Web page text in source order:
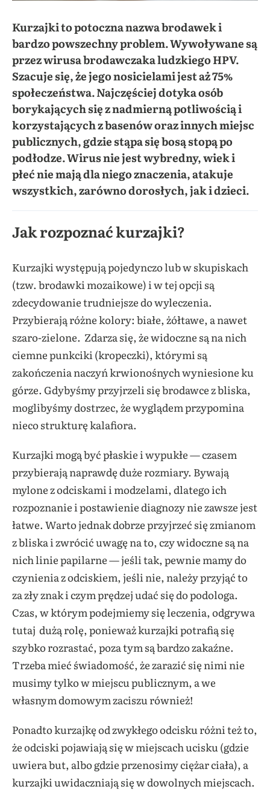
Kurzajki to potoczna nazwa brodawek i
bardzo powszechny problem. Wywoływane są
przez wirusa brodawczaka ludzkiego HPV.
Szacuje się, że jego nosicielami jest aż 75%
społeczeństwa. Najczęściej dotyka osób
borykających się z nadmierną potliwością i
korzystających z basenów oraz innych miejsc
publicznych, gdzie stąpa się bosą stopą po
podłodze. Wirus nie jest wybredny, wiek i
płeć nie mają dla niego znaczenia, atakuje
wszystkich, zarówno dorosłych, jak i dzieci.
Jak rozpoznać kurzajki?
Kurzajki występują pojedynczo lub w skupiskach
(tzw. brodawki mozaikowe) i w tej opcji są
zdecydowanie trudniejsze do wyleczenia.
Przybierają różne kolory: białe, żółtawe, a nawet
szaro-zielone. Zdarza się, że widoczne są na nich
ciemne punkciki (kropeczki), którymi są
zakończenia naczyń krwionośnych wyniesione ku
górze. Gdybyśmy przyjrzeli się brodawce z bliska,
moglibyśmy dostrzec, że wyglądem przypomina
nieco strukturę kalafiora.
Kurzajki mogą być płaskie i wypukłe — czasem
przybierają naprawdę duże rozmiary. Bywają
mylone z odciskami i modzelami, dlatego ich
rozpoznanie i postawienie diagnozy nie zawsze jest
łatwe. Warto jednak dobrze przyjrzeć się zmianom
z bliska i zwrócić uwagę na to, czy widoczne są na
nich linie papilarne — jeśli tak, pewnie mamy do
czynienia z odciskiem, jeśli nie, należy przyjąć to
za zły znak i czym prędzej udać się do podologa.
Czas, w którym podejmiemy się leczenia, odgrywa
tutaj dużą rolę, ponieważ kurzajki potrafią się
szybko rozrastać, poza tym są bardzo zakaźne.
Trzeba mieć świadomość, że zarazić się nimi nie
musimy tylko w miejscu publicznym, a we
własnym domowym zaciszu również!
Ponadto kurzajkę od zwykłego odcisku różni też to,
że odciski pojawiają się w miejscach ucisku (gdzie
uwiera but, albo gdzie przenosimy ciężar ciała), a
kurzajki uwidaczniają się w dowolnych miejscach.